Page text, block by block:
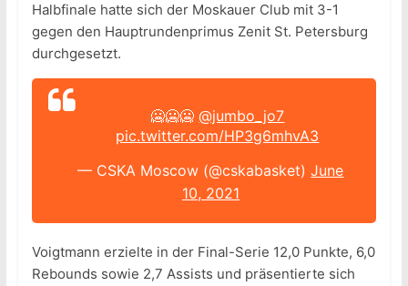
Halbfinale hatte sich der Moskauer Club mit 3-1
gegen den Hauptrundenprimus Zenit St. Petersburg
durchgesetzt.
🥶🥶🥶@jumbo_jo7
pic.twitter.com/HP3g6mhvA3
— CSKA Moscow (@cskabasket)June
10, 2021
Voigtmann erzielte in der Final-Serie 12,0 Punkte, 6,0
Rebounds sowie 2,7 Assists und präsentierte sich